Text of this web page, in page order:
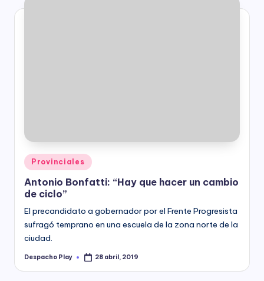
Posted
in
Provinciales
Antonio Bonfatti: “Hay que hacer un cambio
de ciclo”
El precandidato a gobernador por el Frente Progresista
sufragó temprano en una escuela de la zona norte de la
ciudad.
Posted
Despacho Play 28 abril, 2019